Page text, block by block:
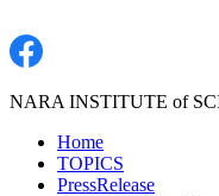
NARA INSTITUTE of
Home
TOPICS
PressRelease